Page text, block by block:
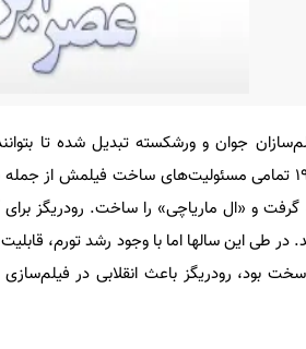
جوان و ورشکسته تبدیل شده تا
خانه‌شان با پول توی جیبشان فیلم بسازند. این کارگردان در سال ۱۹۹۲ تمامی مسئولیت‌های ساخت
صرف خرید نگاتیو شد. در طی این سالها اما با وجود رشد تورم،
بود، رودریگز باعث انقلابی در